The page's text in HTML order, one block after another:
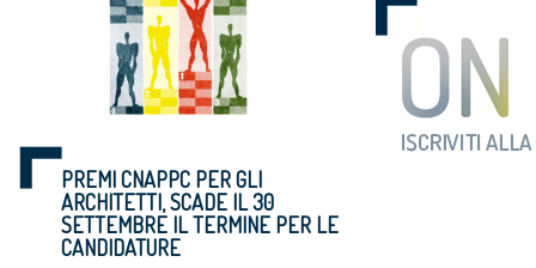
PREMI CNAPPC PER GLI
ARCHITETTI, SCADE IL 30
SETTEMBRE IL TERMINE PER LE
CANDIDATURE